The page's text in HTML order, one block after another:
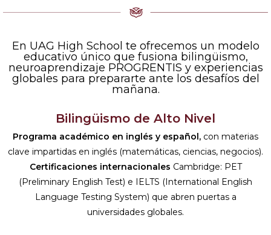
En UAG High School te ofrecemos un modelo
educativo único que fusiona bilingüismo,
neuroaprendizaje PROGRENTIS y experiencias
globales para prepararte ante los desafíos del
mañana.
Bilingüismo de Alto Nivel
Programa académico en inglés y español, con materias
clave impartidas en inglés (matemáticas, ciencias, negocios).
Certificaciones internacionales Cambridge: PET
(Preliminary English Test) e IELTS (International English
Language Testing System) que abren puertas a
universidades globales.